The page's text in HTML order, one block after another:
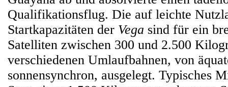
Qualifikationsflug. Die auf leichte
Startkapazitäten der Vega sind für ein
Satelliten zwischen 300 und 2.500
verschiedenen Umlaufbahnen, von
sonnensynchron, ausgelegt. Typisches